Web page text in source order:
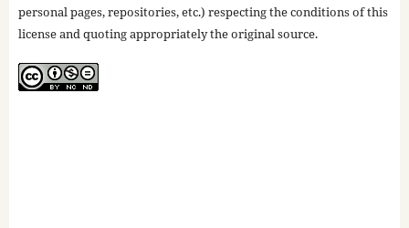
personal pages, repositories, etc.) respecting the conditions of this
license and quoting appropriately the original source.